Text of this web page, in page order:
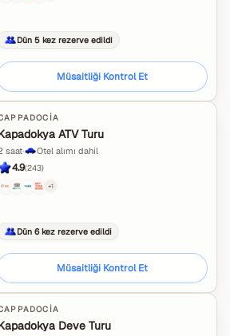
Dün 5 kez rezerve edildi
Müsaitliği Kontrol Et
ATV Turu
saat· Otel alımı dahil
4.9(243)
+1
Dün 6 kez rezerve edildi
Müsaitliği Kontrol Et
Deve Turu